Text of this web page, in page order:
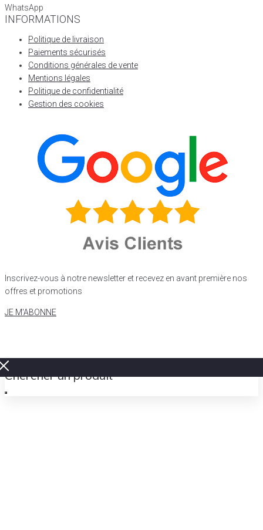
WhatsApp
INFORMATIONS
Politique de livraison
Paiements sécurisés
Conditions générales de vente
Mentions légales
Politique de confidentialité
Gestion des cookies
Inscrivez-vous à notre newsletter et recevez en avant première nos
offres et promotions
JE M'ABONNE